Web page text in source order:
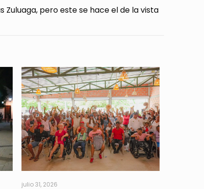
pero este se hace el de la vista
julio 31, 2026